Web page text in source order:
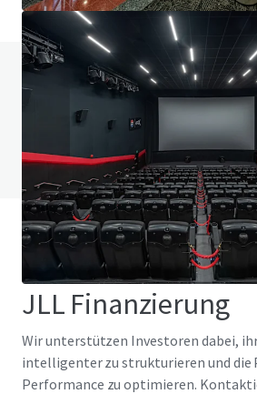
Haben Sie Fragen zu diesem
Sie unsere FAQ.
FAQ anzeigen
JLL Finanzierung
Wir unterstützen Investoren dabei,
intelligenter zu strukturieren und
Performance zu optimieren.